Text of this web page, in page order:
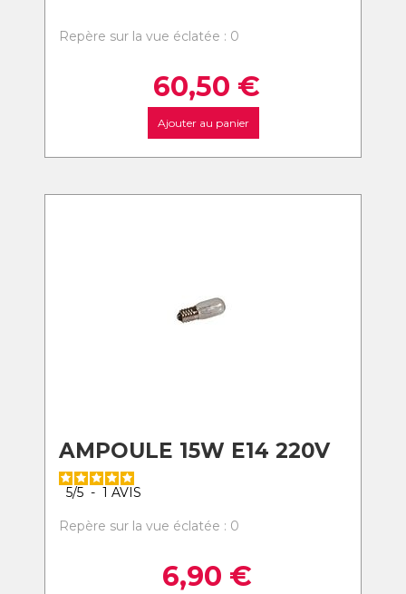
Repère sur la vue éclatée : 0
60,50 €
Ajouter au panier
AMPOULE 15W E14 220V
5/5 - 1 AVIS
Repère sur la vue éclatée : 0
6,90 €